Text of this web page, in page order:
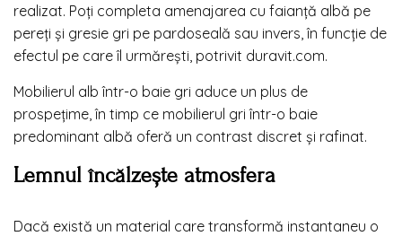
realizat. Poți completa amenajarea cu faianță albă pe
pereți și gresie gri pe pardoseală sau invers, în funcție de
efectul pe care îl urmărești, potrivit duravit.com.
Mobilierul alb într-o baie gri aduce un plus de
prospețime, în timp ce mobilierul gri într-o baie
predominant albă oferă un contrast discret și rafinat.
Lemnul încălzește atmosfera
Dacă există un material care transformă instantaneu o